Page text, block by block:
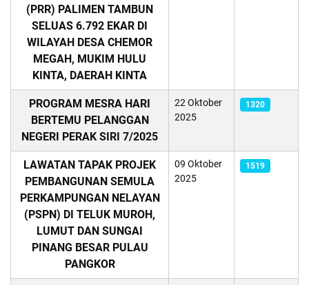
(PRR) PALIMEN TAMBUN
SELUAS 6.792 EKAR DI
WILAYAH DESA CHEMOR
MEGAH, MUKIM HULU
KINTA, DAERAH KINTA
PROGRAM MESRA HARI
BERTEMU PELANGGAN
NEGERI PERAK SIRI 7/2025
22 Oktober
2025
1320
LAWATAN TAPAK PROJEK
PEMBANGUNAN SEMULA
PERKAMPUNGAN NELAYAN
(PSPN) DI TELUK MUROH,
LUMUT DAN SUNGAI
PINANG BESAR PULAU
PANGKOR
09 Oktober
2025
1519